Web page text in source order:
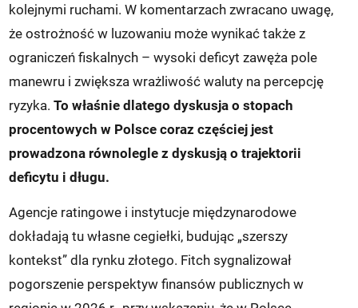
kolejnymi ruchami. W komentarzach zwracano uwagę,
że ostrożność w luzowaniu może wynikać także z
ograniczeń fiskalnych – wysoki deficyt zawęża pole
manewru i zwiększa wrażliwość waluty na percepcję
ryzyka.To właśnie dlatego dyskusja o stopach
procentowych w Polsce coraz częściej jest
prowadzona równolegle z dyskusją o trajektorii
deficytu i długu.
Agencje ratingowe i instytucje międzynarodowe
dokładają tu własne cegiełki, budując „szerszy
kontekst” dla rynku złotego. Fitch sygnalizował
pogorszenie perspektyw finansów publicznych w